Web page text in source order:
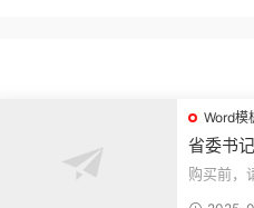
Word模
省委书
的讲话.1
购买前，